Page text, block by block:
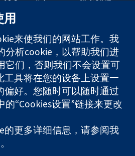
13 Cavendish
0AN
Kingdom
联系我们
关于我们
工作机会
Cochrane
Library
is a charity (no. 1045921) and a
(no. 03044323) registered in
number GB 718 2127 49.
协作网
用
来使我们的网站工作。我
分析cookie，以帮助我们进
它们，否则我们不会设置可
工具将在您的设备上设置一
偏好。您随时可以随时通过
“Cookies设置”链接来更改
的更多详细信息，请参阅我
。